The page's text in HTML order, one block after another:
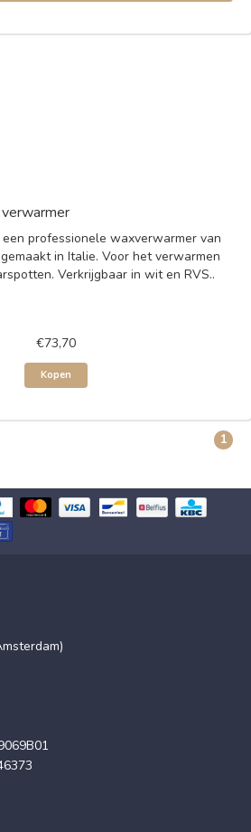
professionele waxverwarmer van
in Italie. Voor het verwarmen
Verkrijgbaar in wit en RVS..
€73,70
Kopen
1